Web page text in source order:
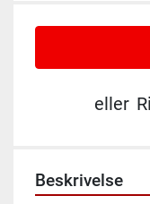
eller
Beskrivelse